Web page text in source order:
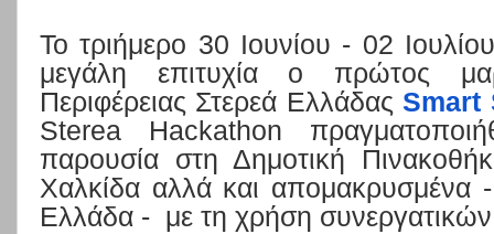
Τοτριήμερο 30 Ιουνίου - 02
μεγάλη επιτυχία ο πρώτος
Περιφέρειας Στερεά ΕλλάδαςSmart
Sterea
Hackathon
παρουσία στη Δημοτική
Χαλκίδα αλλά και απομακρυσμένα
Ελλάδα - με τη χρήση